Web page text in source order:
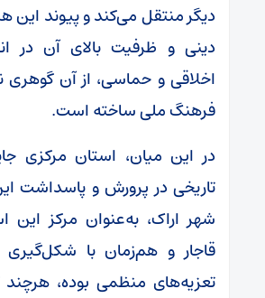
دیگر منتقل می‌کند و پیوند این
دینی و ظرفیت بالای آن در
اخلاقی و حماسی، از آن گوهری
فرهنگ ملی ساخته است.
در این میان، استان مرکزی
تاریخی در پرورش و پاسداشت
شهر اراک، به‌عنوان مرکز این
قاجار و هم‌زمان با شکل‌گیری
تعزیه‌های منظمی بوده،